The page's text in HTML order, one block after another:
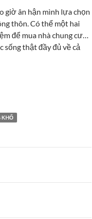
giờ ân hận mình lựa chọn
thôn. Có thể một hai
để mua nhà chung cư…
sống thật đầy đủ về cả
KHỔ